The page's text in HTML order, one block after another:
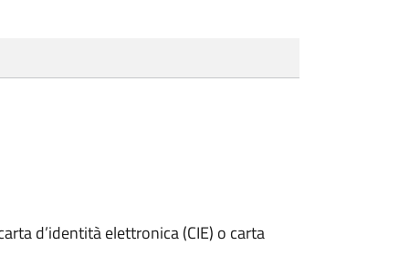
d’identità elettronica (CIE) o carta